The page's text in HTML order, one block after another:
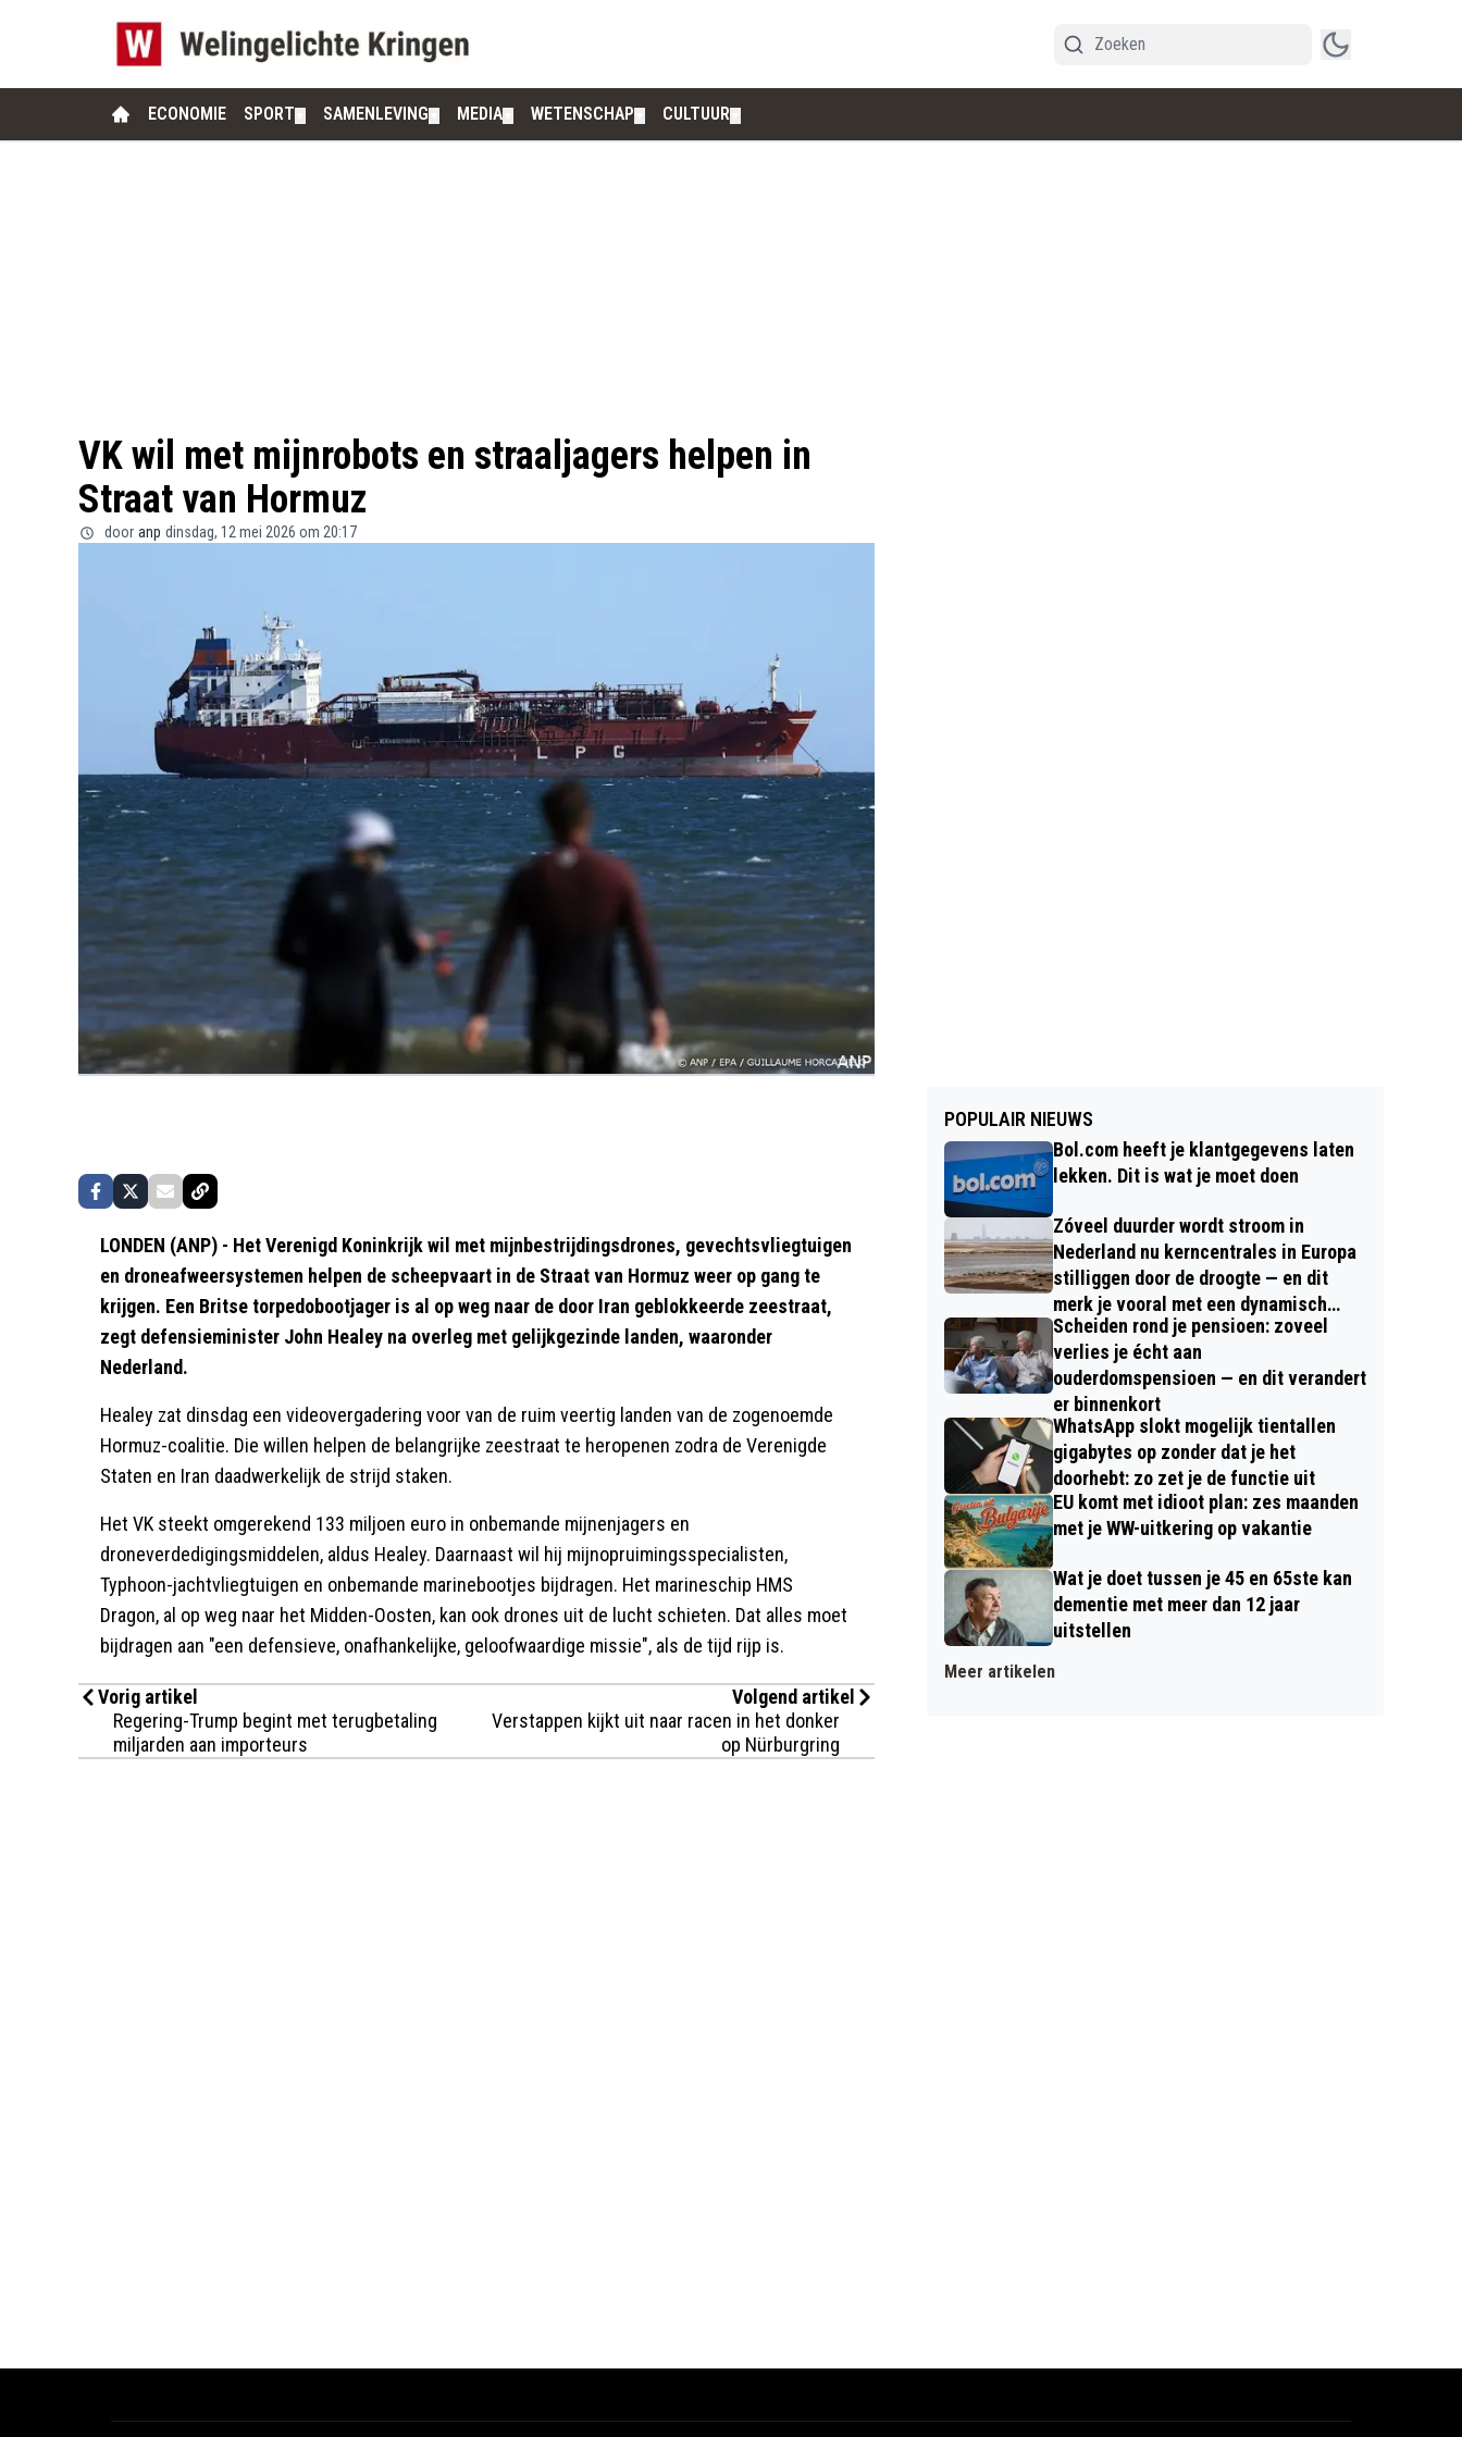
ECONOMIE SPORT SAMENLEVING MEDIA WETENSCHAP CULTUUR
VK wil met mijnrobots en straaljagers helpen in
Straat van Hormuz
door anp dinsdag, 12 mei 2026 om 20:17
LONDEN (ANP) - Het Verenigd Koninkrijk wil met mijnbestrijdingsdrones, gevechtsvliegtuigen
en droneafweersystemen helpen de scheepvaart in de Straat van Hormuz weer op gang te
krijgen. Een Britse torpedobootjager is al op weg naar de door Iran geblokkeerde zeestraat,
zegt defensieminister John Healey na overleg met gelijkgezinde landen, waaronder
Nederland.
Healey zat dinsdag een videovergadering voor van de ruim veertig landen van de zogenoemde
Hormuz-coalitie. Die willen helpen de belangrijke zeestraat te heropenen zodra de Verenigde
Staten en Iran daadwerkelijk de strijd staken.
Het VK steekt omgerekend 133 miljoen euro in onbemande mijnenjagers en
droneverdedigingsmiddelen, aldus Healey. Daarnaast wil hij mijnopruimingsspecialisten,
Typhoon-jachtvliegtuigen en onbemande marinebootjes bijdragen. Het marineschip HMS
Dragon, al op weg naar het Midden-Oosten, kan ook drones uit de lucht schieten. Dat alles moet
bijdragen aan "een defensieve, onafhankelijke, geloofwaardige missie", als de tijd rijp is.
Vorig artikel
Regering-Trump begint met terugbetaling
miljarden aan importeurs
Volgend artikel
Verstappen kijkt uit naar racen in het donker
op Nürburgring
POPULAIR NIEUWS
Bol.com heeft je klantgegevens laten
lekken. Dit is wat je moet doen
Zóveel duurder wordt stroom in
Nederland nu kerncentrales in Europa
stilliggen door de droogte — en dit
merk je vooral met een dynamisch
contract
Scheiden rond je pensioen: zoveel
verlies je écht aan
ouderdomspensioen — en dit verandert
er binnenkort
WhatsApp slokt mogelijk tientallen
gigabytes op zonder dat je het
doorhebt: zo zet je de functie uit
EU komt met idioot plan: zes maanden
met je WW-uitkering op vakantie
Wat je doet tussen je 45 en 65ste kan
dementie met meer dan 12 jaar
uitstellen
Meer artikelen